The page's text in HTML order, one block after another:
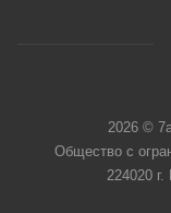
2026 ©
Общество с
224020